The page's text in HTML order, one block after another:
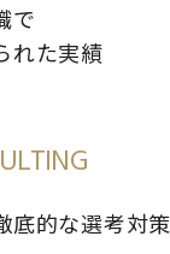
で
れた実績
底的な選考対